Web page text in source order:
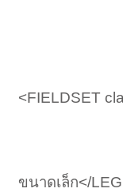
<FIELDSET
ขนาดเล็ก</